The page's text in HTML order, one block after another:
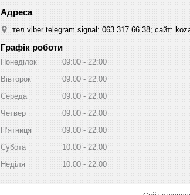
тел viber telegram signal: 063 317 66 38; сайт:
Графік роботи
Понеділок 09:00
22:00
Вівторок
09:00
22:00
Середа
09:00
22:00
Четвер
09:00
22:00
Пʼятниця
09:00
22:00
Субота
10:00
22:00
Неділя
10:00 22:00